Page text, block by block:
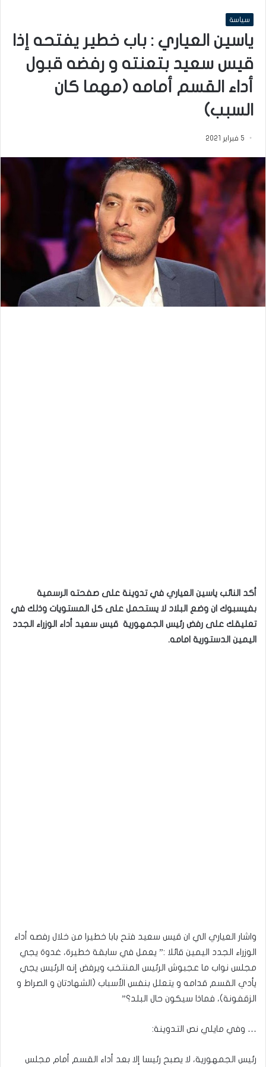
سياسة
ياسين العياري : باب خطير يفتحه إذا
قيس سعيد بتعنته و رفضه قبول
أداء القسم أمامه (مهما كان
السبب)
5 فبراير 2021
أكد النائب ياسين العياري في تدوينة على صفحته الرسمية
بفيسبوك ان وضع البلاد لا يستحمل على كل المستويات وذلك في
تعليقك على رفض رئيس الجمهورية قيس سعيد أداء الوزراء الجدد
اليمين الدستورية امامه.
واشار العياري الي ان قيس سعيد فتح بابا خطيرا من خلال رفصه أداء
الوزراء الجدد اليمين قائلا :” يعمل في سابقة خطيرة، غدوة يجي
مجلس نواب ما عجبوش الرئيس المنتخب ويرفض إنه الرئيس يجي
يأدي القسم قدامه و يتعلل بنفس الأسباب (الشهادتان و الصراط و
الزقفونة)، فماذا سيكون حال البلد؟”
… وفي مايلي نص التدوينة:
رئيس الجمهورية، لا يصبح رئيسا إلا بعد أداء القسم أمام مجلس